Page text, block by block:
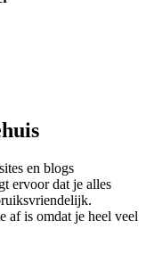
en blogs
ervoor dat je alles
af is omdat je heel veel